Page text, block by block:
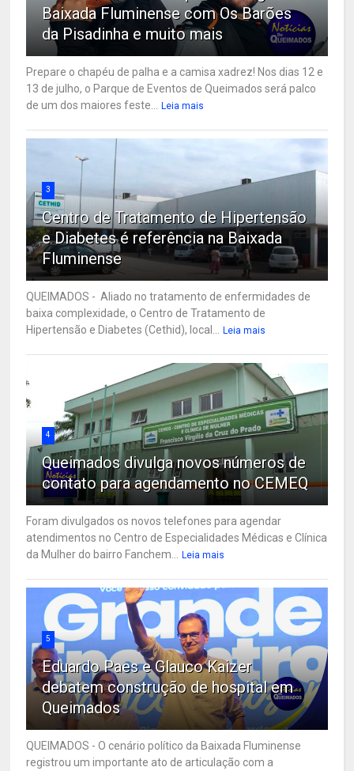
Baixada Fluminense com Os Barões
da Pisadinha e muito mais
Prepare o chapéu de palha e a camisa xadrez! Nos dias 12 e
13 de julho, o Parque de Eventos de Queimados será palco
de um dos maiores feste...
Leia mais
3
Centro de Tratamento de Hipertensão
e Diabetes é referência na Baixada
Fluminense
QUEIMADOS - Aliado no tratamento de enfermidades de
baixa complexidade, o Centro de Tratamento de
Hipertensão e Diabetes (Cethid), local...
Leia mais
4
Queimados divulga novos números de
contato para agendamento no CEMEQ
Foram divulgados os novos telefones para agendar
atendimentos no Centro de Especialidades Médicas e Clínica
da Mulher do bairro Fanchem...
Leia mais
5
Eduardo Paes e Glauco Kaizer
debatem construção de hospital em
Queimados
QUEIMADOS - O cenário político da Baixada Fluminense
registrou um importante ato de articulação com a